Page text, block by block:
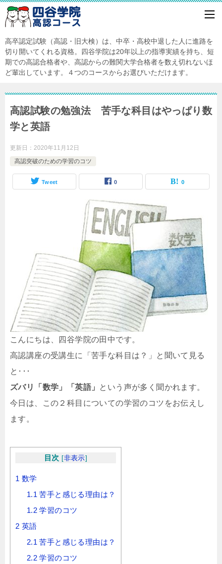
高卒認定試験（高認・旧大検）は、中卒・高校中退した人に進路を
切り開いてくれる資格。四谷学院は20年以上の指導実績を持ち、短
期での高認合格者や、高認からの難関大学合格者を数え切れないほ
ど輩出しています。４つのコースからお選びいただけます。
高認試験の勉強法 苦手な科目はやっぱり数
学と英語
更新日： 2020年11月12日
高認突破のための学習のコツ
Tweet 0 0
こんにちは、四谷学院の田中です。
高認講座の受講生に「苦手な科目は？」と聞いて見る
と･･･
ズバリ「数学」「英語」 という声が多く聞かれます。
今日は、この２科目についての学習のコツをお伝えし
ます。
目次 [非表示]
1 数学
1.1 苦手と感じる理由は？
1.2 学習のコツ
2 英語
2.1 苦手と感じる理由は？
2.2 学習のコツ